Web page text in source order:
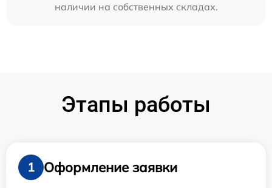
наличии на собственных складах.
Этапы работы
1
Оформление заявки